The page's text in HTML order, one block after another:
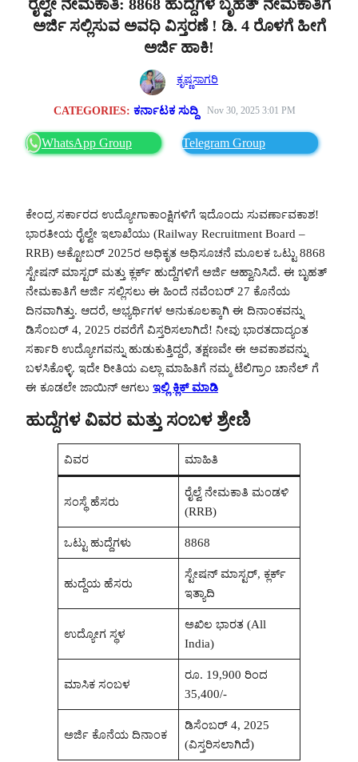
ರೈಲ್ವೇ ನೇಮಕಾತಿ: 8868 ಹುದ್ದೆಗಳ ಬೃಹತ್ ನೇಮಕಾತಿಗೆ
ಅರ್ಜಿ ಸಲ್ಲಿಸುವ ಅವಧಿ ವಿಸ್ತರಣೆ ! ಡಿ. 4 ರೊಳಗೆ ಹೀಗೆ
ಅರ್ಜಿ ಹಾಕಿ!
ಕೃಷ್ಣಸಾಗರಿ
CATEGORIES:ಕರ್ನಾಟಕ ಸುದ್ದಿ Nov 30, 2025 3:01 PM
WhatsApp Group Telegram Group
ಕೇಂದ್ರ ಸರ್ಕಾರದ ಉದ್ಯೋಗಾಕಾಂಕ್ಷಿಗಳಿಗೆ ಇದೊಂದು ಸುವರ್ಣಾವಕಾಶ!
ಭಾರತೀಯ ರೈಲ್ವೇ ಇಲಾಖೆಯು (Railway Recruitment Board –
RRB) ಅಕ್ಟೋಬರ್ 2025ರ ಅಧಿಕೃತ ಅಧಿಸೂಚನೆ ಮೂಲಕ ಒಟ್ಟು 8868
ಸ್ಟೇಷನ್ ಮಾಸ್ಟರ್ ಮತ್ತು ಕ್ಲರ್ಕ್ ಹುದ್ದೆಗಳಿಗೆ ಅರ್ಜಿ ಆಹ್ವಾನಿಸಿದೆ. ಈ ಬೃಹತ್
ನೇಮಕಾತಿಗೆ ಅರ್ಜಿ ಸಲ್ಲಿಸಲು ಈ ಹಿಂದೆ ನವೆಂಬರ್ 27 ಕೊನೆಯ
ದಿನವಾಗಿತ್ತು. ಆದರೆ, ಅಭ್ಯರ್ಥಿಗಳ ಅನುಕೂಲಕ್ಕಾಗಿ ಈ ದಿನಾಂಕವನ್ನು
ಡಿಸೆಂಬರ್ 4, 2025 ರವರೆಗೆ ವಿಸ್ತರಿಸಲಾಗಿದೆ! ನೀವು ಭಾರತದಾದ್ಯಂತ
ಸರ್ಕಾರಿ ಉದ್ಯೋಗವನ್ನು ಹುಡುಕುತ್ತಿದ್ದರೆ, ತಕ್ಷಣವೇ ಈ ಅವಕಾಶವನ್ನು
ಬಳಸಿಕೊಳ್ಳಿ. ಇದೇ ರೀತಿಯ ಎಲ್ಲಾ ಮಾಹಿತಿಗೆ ನಮ್ಮ ಟೆಲಿಗ್ರಾಂ ಚಾನೆಲ್ ಗೆ
ಈ ಕೂಡಲೇ ಜಾಯಿನ್ ಆಗಲು ಇಲ್ಲಿ ಕ್ಲಿಕ್ ಮಾಡಿ
ಹುದ್ದೆಗಳ ವಿವರ ಮತ್ತು ಸಂಬಳ ಶ್ರೇಣಿ
ವಿವರ ಮಾಹಿತಿ
ಸಂಸ್ಥೆ ಹೆಸರು
ರೈಲ್ವೆ ನೇಮಕಾತಿ ಮಂಡಳಿ
(RRB)
ಒಟ್ಟು ಹುದ್ದೆಗಳು 8868
ಹುದ್ದೆಯ ಹೆಸರು
ಸ್ಟೇಷನ್ ಮಾಸ್ಟರ್, ಕ್ಲರ್ಕ್
ಇತ್ಯಾದಿ
ಉದ್ಯೋಗ ಸ್ಥಳ
ಅಖಿಲ ಭಾರತ (All
India)
ಮಾಸಿಕ ಸಂಬಳ
ರೂ. 19,900 ರಿಂದ
35,400/-
ಅರ್ಜಿ ಕೊನೆಯ ದಿನಾಂಕ
ಡಿಸೆಂಬರ್ 4, 2025
(ವಿಸ್ತರಿಸಲಾಗಿದೆ)